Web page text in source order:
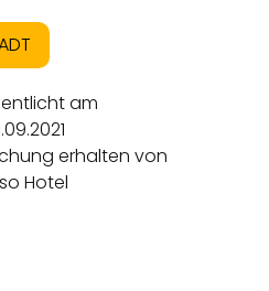
am
erhalten von
Hotel